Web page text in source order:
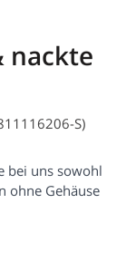
nackte
S)
bei uns sowohl
ohne Gehäuse